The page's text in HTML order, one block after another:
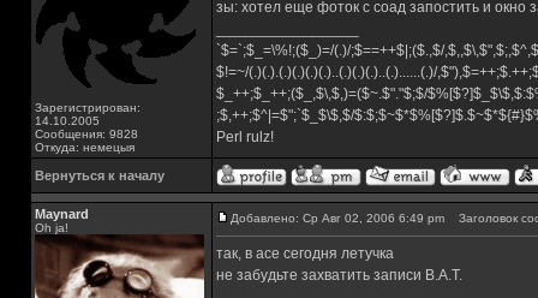
Зарегистрирован:
14.10.2005
Сообщения: 9828
Откуда: немецыя
зы: хотел еще фоток с соад запостить и окно
`$=`;$_=\%!;($_)=/(.)/;$==++$|;($.,$/
$!=~/(.)(.).(.)(.)(.)(.)..(.)(.)(.)..(.)......(.)/
$_++;$_++;($_,$\,$,)=($~.$"."$;$/
;$,++;$^|=$";`$_$\$,$/
Perl rulz!
Вернуться к началу
Maynard
Oh ja!
Добавлено: Ср Авг 02, 2006 6:49 pm Заголовок
так, в асе сегодня летучка
не забудьте захватить записи B.A.T.